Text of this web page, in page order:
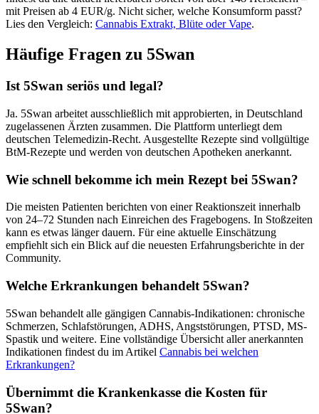
mit Preisen ab 4 EUR/g. Nicht sicher, welche Konsumform passt?
Lies den Vergleich: Cannabis Extrakt, Blüte oder Vape.
Häufige Fragen zu 5Swan
Ist 5Swan seriös und legal?
Ja. 5Swan arbeitet ausschließlich mit approbierten, in Deutschland
zugelassenen Ärzten zusammen. Die Plattform unterliegt dem
deutschen Telemedizin-Recht. Ausgestellte Rezepte sind vollgültige
BtM-Rezepte und werden von deutschen Apotheken anerkannt.
Wie schnell bekomme ich mein Rezept bei 5Swan?
Die meisten Patienten berichten von einer Reaktionszeit innerhalb
von 24–72 Stunden nach Einreichen des Fragebogens. In Stoßzeiten
kann es etwas länger dauern. Für eine aktuelle Einschätzung
empfiehlt sich ein Blick auf die neuesten Erfahrungsberichte in der
Community.
Welche Erkrankungen behandelt 5Swan?
5Swan behandelt alle gängigen Cannabis-Indikationen: chronische
Schmerzen, Schlafstörungen, ADHS, Angststörungen, PTSD, MS-
Spastik und weitere. Eine vollständige Übersicht aller anerkannten
Indikationen findest du im Artikel Cannabis bei welchen
Erkrankungen?
Übernimmt die Krankenkasse die Kosten für
5Swan?